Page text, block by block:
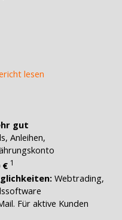
lesen
gut
Anleihen,
€ 1
Webtrading,
Für aktive Kunden